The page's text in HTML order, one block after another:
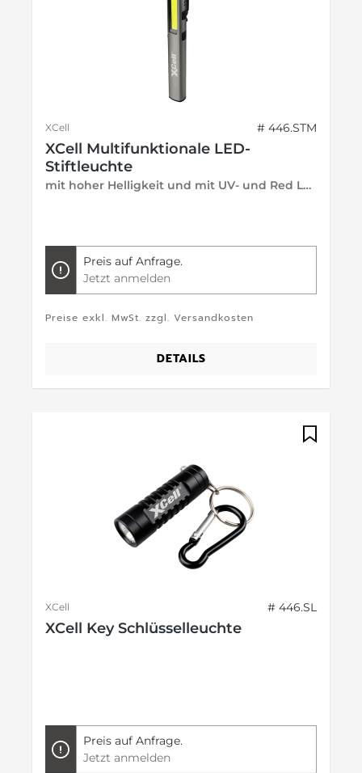
XCell # 446.STM
XCell Multifunktionale LED-
Stiftleuchte
mit hoher Helligkeit und mit UV- und Red Laser-Licht
Preis auf Anfrage.
Jetzt anmelden
Preise exkl. MwSt. zzgl. Versandkosten
DETAILS
XCell # 446.SL
XCell Key Schlüsselleuchte
Preis auf Anfrage.
Jetzt anmelden